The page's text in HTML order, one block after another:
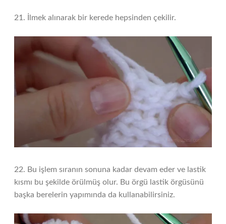
21. İlmek alınarak bir kerede hepsinden çekilir.
22. Bu işlem sıranın sonuna kadar devam eder ve lastik
kısmı bu şekilde örülmüş olur. Bu örgü lastik örgüsünü
başka berelerin yapımında da kullanabilirsiniz.